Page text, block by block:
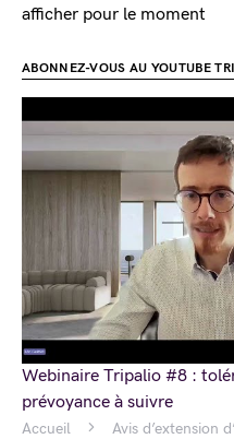
Accueil
Avis d’extension
afficher pour le moment
ABONNEZ-VOUS AU YOUTUBE
Webinaire Tripalio #8 :
prévoyance à suivre